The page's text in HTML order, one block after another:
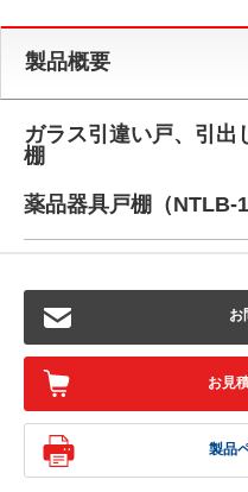
製品概要
ガラス引違い戸、引出
棚
薬品器具戸棚（NTLB-
お
お見
製品